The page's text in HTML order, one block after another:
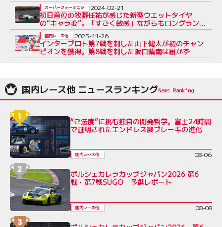
初日首位の牧野任祐が感じた新型ウエットタイヤ
の“キャラ変”。「すごく敏感」ながらもロングランは
良好？
スーパーフォーミュラ 2024-02-21
インタープロト第7戦を制した山下健太が初のチャン
ピオンを獲得。第8戦を制した阪口晴南は届かず
国内レース他 2023-11-26
国内レース他 ニュースランキング
“ご法度”に挑む独自の開発哲学。富士24時間
で証明されたエンドレス製ブレーキの進化
国内レース他 08-06
ポルシェカレラカップジャパン2026 第6
戦・第7戦SUGO 予選レポート
国内レース他 08-08